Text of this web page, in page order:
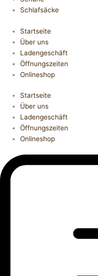
Schlafsäcke
Startseite
Über uns
Ladengeschäft
Öffnungszeiten
Onlineshop
Startseite
Über uns
Ladengeschäft
Öffnungszeiten
Onlineshop